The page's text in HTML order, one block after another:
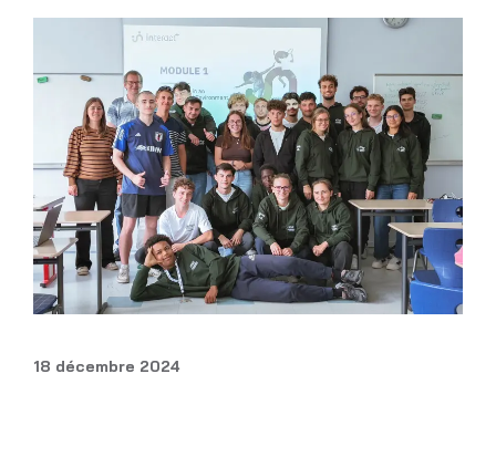
18 décembre 2024